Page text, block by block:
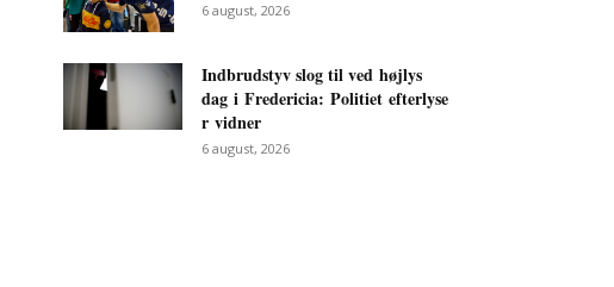
6 august, 2026
Indbrudstyv slog til ved højlys
dag i Fredericia: Politiet efterlyse
r vidner
6 august, 2026